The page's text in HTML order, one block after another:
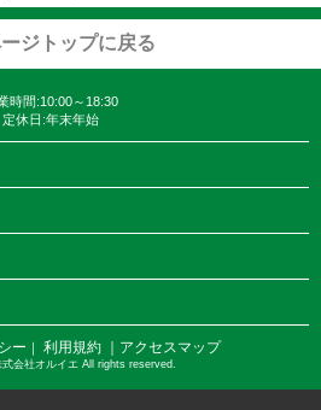
ジトップに戻る
時間:10:00～18:30
定休日:年末年始
ー 利用規約 ｜アクセスマップ
会社オルイエ All rights reserved.